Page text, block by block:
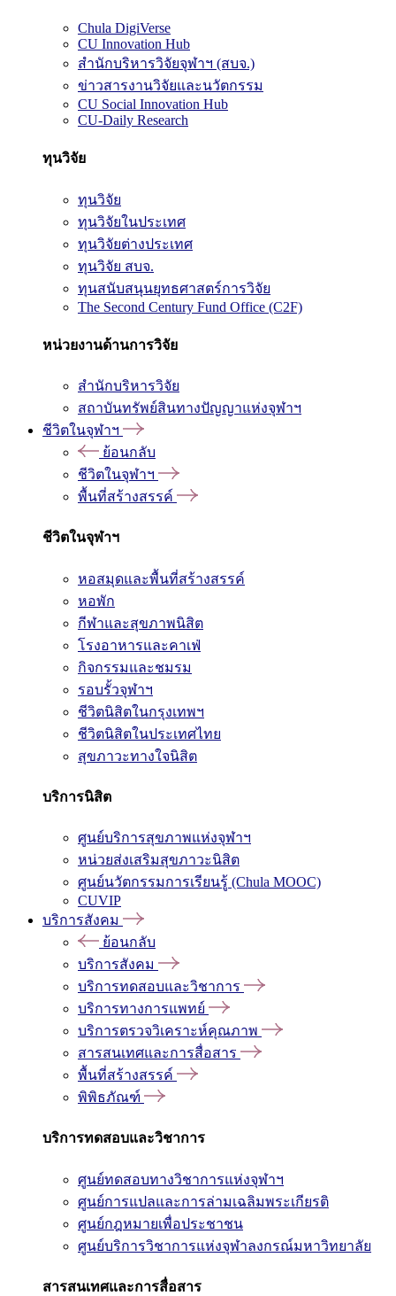
Chula DigiVerse
CU Innovation Hub
สำนักบริหารวิจัยจุฬาฯ (สบจ.)
ข่าวสารงานวิจัยและนวัตกรรม
CU Social Innovation Hub
CU-Daily Research
ทุนวิจัย
ทุนวิจัย
ทุนวิจัยในประเทศ
ทุนวิจัยต่างประเทศ
ทุนวิจัย สบจ.
ทุนสนับสนุนยุทธศาสตร์การวิจัย
The Second Century Fund Office (C2F)
หน่วยงานด้านการวิจัย
สำนักบริหารวิจัย
สถาบันทรัพย์สินทางปัญญาแห่งจุฬาฯ
ชีวิตในจุฬาฯ
ย้อนกลับ
ชีวิตในจุฬาฯ
พื้นที่สร้างสรรค์
ชีวิตในจุฬาฯ
หอสมุดและพื้นที่สร้างสรรค์
หอพัก
กีฬาและสุขภาพนิสิต
โรงอาหารและคาเฟ่
กิจกรรมและชมรม
รอบรั้วจุฬาฯ
ชีวิตนิสิตในกรุงเทพฯ
ชีวิตนิสิตในประเทศไทย
สุขภาวะทางใจนิสิต
บริการนิสิต
ศูนย์บริการสุขภาพแห่งจุฬาฯ
หน่วยส่งเสริมสุขภาวะนิสิต
ศูนย์นวัตกรรมการเรียนรู้ (Chula MOOC)
CUVIP
บริการสังคม
ย้อนกลับ
บริการสังคม
บริการทดสอบและวิชาการ
บริการทางการแพทย์
บริการตรวจวิเคราะห์คุณภาพ
สารสนเทศและการสื่อสาร
พื้นที่สร้างสรรค์
พิพิธภัณฑ์
บริการทดสอบและวิชาการ
ศูนย์ทดสอบทางวิชาการแห่งจุฬาฯ
ศูนย์การแปลและการล่ามเฉลิมพระเกียรติ
ศูนย์กฎหมายเพื่อประชาชน
ศูนย์บริการวิชาการแห่งจุฬาลงกรณ์มหาวิทยาลัย
สารสนเทศและการสื่อสาร